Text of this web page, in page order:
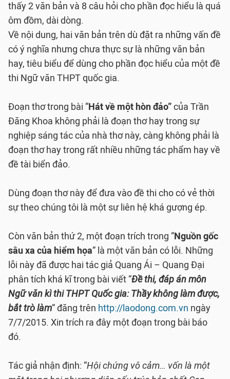
thấy 2 văn bản và 8 câu hỏi cho phần đọc hiểu là quá
ôm đồm, dài dòng.
Về nội dung, hai văn bản trên dù đặt ra những vấn đề
có ý nghĩa nhưng chưa thực sự là những văn bản
hay, tiêu biểu để dùng cho phần đọc hiểu của một đề
thi Ngữ văn THPT quốc gia.
Đoạn thơ trong bài “Hát về một hòn đảo”của Trần
Đăng Khoa không phải là đoạn thơ hay trong sự
nghiệp sáng tác của nhà thơ này, càng không phải là
đoạn thơ hay trong rất nhiều những tác phẩm hay về
đề tài biển đảo.
Dùng đoạn thơ này để đưa vào đề thi cho có vẻ thời
sự theo chúng tôi là một sự liên hệ khá gượng ép.
Còn văn bản thứ 2, một đoạn trích trong “Nguồn gốc
sâu xa của hiểm họa” là một văn bản có lỗi. Những
lỗi này đã được hai tác giả Quang Ái – Quang Đại
phân tích khá kĩ trong bài viết “Đề thi, đáp án môn
Ngữ văn kì thi THPT Quốc gia: Thầy không làm được,
bắt trò làm” đăng trên http://laodong.com.vn ngày
7/7/2015. Xin trích ra đây một đoạn trong bài báo
đó.
Tác giả nhận định: “Hội chứng vô cảm… vốn là một